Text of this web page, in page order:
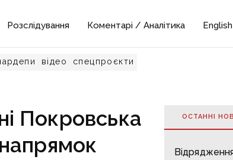
Розслідування Коментарі / Аналітика English
відео спецпроєкти
Покровська
ОСТАННІ